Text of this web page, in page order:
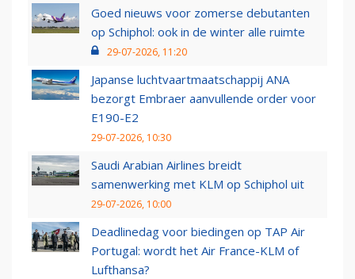
Goed nieuws voor zomerse debutanten
op Schiphol: ook in de winter alle ruimte
29-07-2026, 11:20
Japanse luchtvaartmaatschappij ANA
bezorgt Embraer aanvullende order voor
E190-E2
29-07-2026, 10:30
Saudi Arabian Airlines breidt
samenwerking met KLM op Schiphol uit
29-07-2026, 10:00
Deadlinedag voor biedingen op TAP Air
Portugal: wordt het Air France-KLM of
Lufthansa?